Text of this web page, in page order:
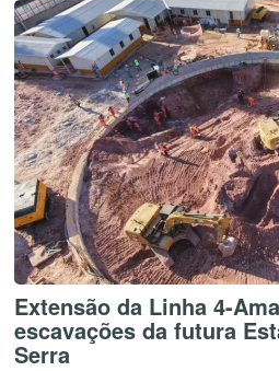
Extensão da Linha 4-
escavações da futura
Serra